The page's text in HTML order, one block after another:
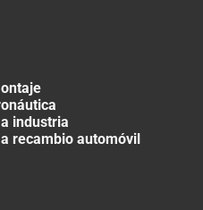
industria
recambio automóvil